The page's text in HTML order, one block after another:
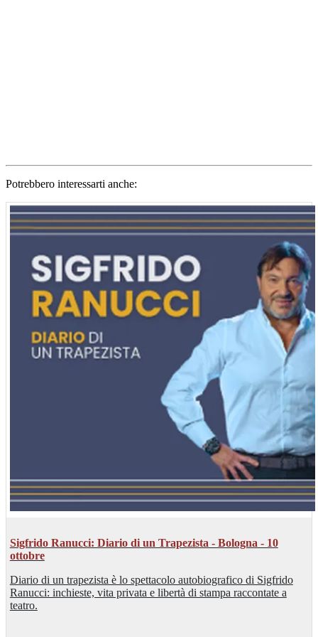
Potrebbero interessarti anche:
Sigfrido Ranucci: Diario di un Trapezista - Bologna - 10
ottobre
Diario di un trapezista è lo spettacolo autobiografico di Sigfrido
Ranucci: inchieste, vita privata e libertà di stampa raccontate a
teatro.